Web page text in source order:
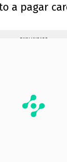
a pagar
PUBLICIDADE